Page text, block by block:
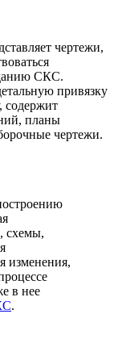
чертежи,
СКС.
привязку
содержит
планы
чертежи.
схемы,
изменения,
в нее
.